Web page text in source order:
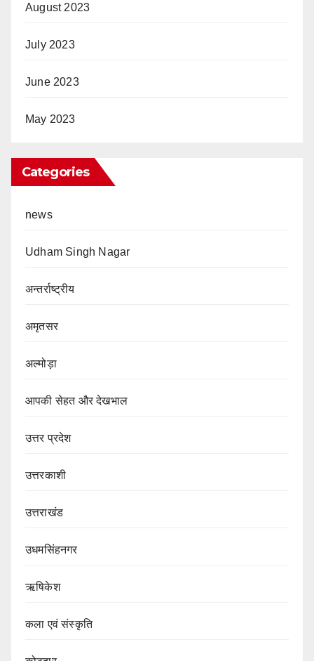
August 2023
July 2023
June 2023
May 2023
Categories
news
Udham Singh Nagar
अन्तर्राष्ट्रीय
अमृतसर
अल्मोड़ा
आपकी सेहत और देखभाल
उत्तर प्रदेश
उत्तरकाशी
उत्तराखंड
उधमसिंहनगर
ऋषिकेश
कला एवं संस्कृति